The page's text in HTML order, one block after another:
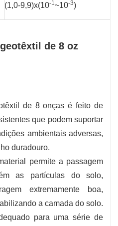
(1,0-9,9)x(10-1 ~10-3)
de 8 oz
de 8 onças é feito de
que podem suportar
ambientais adversas,
duradouro.
permite a passagem
as partículas do solo,
extremamente boa,
a camada do solo.
para uma série de